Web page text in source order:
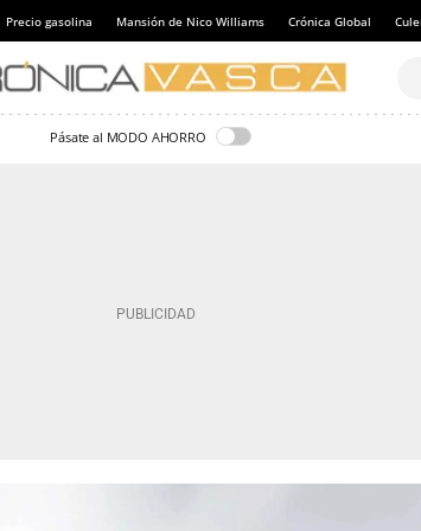
Precio gasolina Mansión de Nico Williams Crónica Global
Pásate al MODO AHORRO